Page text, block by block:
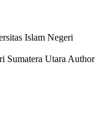
Islam Negeri
Sumatera Utara Author